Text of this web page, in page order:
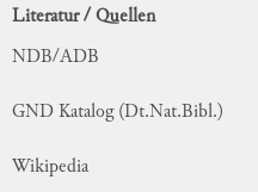
Literatur / Quellen
NDB/ADB
GND Katalog (Dt.Nat.Bibl.)
Wikipedia